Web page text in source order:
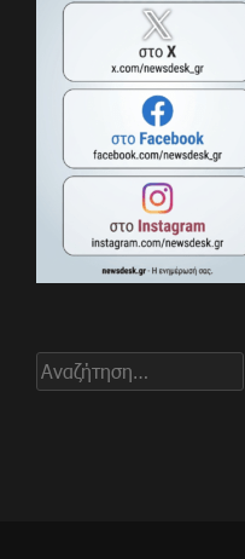
Αναζήτηση
για: